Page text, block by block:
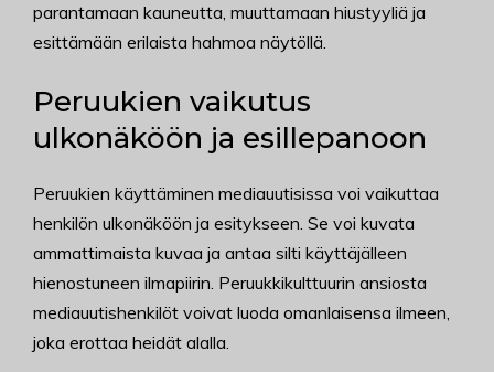
parantamaan kauneutta, muuttamaan hiustyyliä ja
esittämään erilaista hahmoa näytöllä.
Peruukien vaikutus
ulkonäköön ja esillepanoon
Peruukien käyttäminen mediauutisissa voi vaikuttaa
henkilön ulkonäköön ja esitykseen. Se voi kuvata
ammattimaista kuvaa ja antaa silti käyttäjälleen
hienostuneen ilmapiirin. Peruukkikulttuurin ansiosta
mediauutishenkilöt voivat luoda omanlaisensa ilmeen,
joka erottaa heidät alalla.